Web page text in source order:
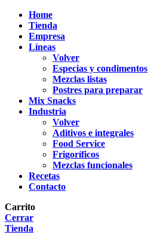
Home
Tienda
Empresa
Líneas
Volver
Especias y condimentos
Mezclas listas
Postres para preparar
Mix Snacks
Industria
Volver
Aditivos e integrales
Food Service
Frigoríficos
Mezclas funcionales
Recetas
Contacto
Carrito
Cerrar
Tienda